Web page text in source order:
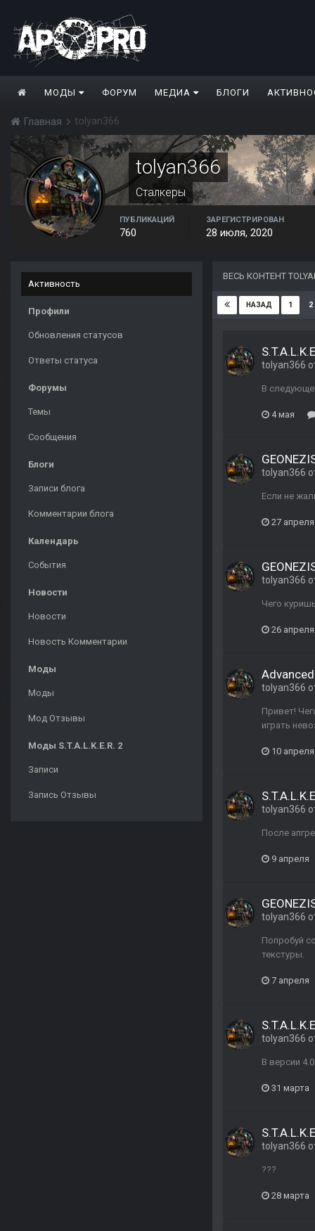
МОДЫ ФОРУМ МЕДИА БЛОГИ
Главная tolyan366
tolyan366
Сталкеры
ПУБЛИКАЦИЙ
760
ЗАРЕГИСТРИРОВАН
28 июля, 2020
Активность
Профили
Обновления статусов
Ответы статуса
Форумы
Темы
Сообщения
Блоги
Записи блога
Комментарии блога
Календарь
События
Новости
Новости
Новость Комментарии
Моды
Моды
Мод Отзывы
Моды S.T.A.L.K.E.R. 2
Записи
Запись Отзывы
ВЕСЬ КОНТЕНТ
НАЗАД 1 2
tolyan366
В
4 мая
tolyan366
Если не
27 апреля
tolyan366
Чего
26 апреля
tolyan366
Привет!
играть
10 апреля
tolyan366
После
9 апреля
tolyan366
Попробуй
текстуры.
7 апреля
tolyan366
В версии
31 марта
tolyan366
???
28 марта